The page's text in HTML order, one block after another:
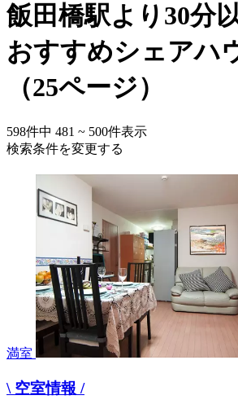
飯田橋駅より30分
おすすめシェアハ
（25ページ）
598件中 481 ~ 500件表示
検索条件を変更する
満室
\ 空室情報 /